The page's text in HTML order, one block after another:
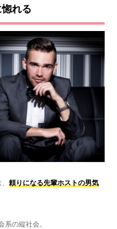
惚れる
頼りになる先輩ホストの男気
の縦社会。